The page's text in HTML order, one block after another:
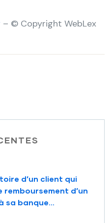
– © Copyright WebLex
d’un client qui
remboursement d’un
sa banque…